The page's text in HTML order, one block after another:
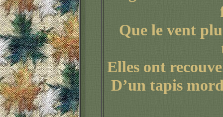
Que le vent
Elles ont
D’un tapis